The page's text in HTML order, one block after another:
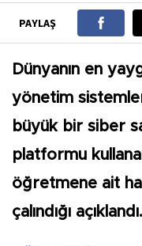
PAYLAŞ
Dünyanın en
yönetim
büyük bir siber
platformu
öğretmene ait
çalındığı açıklandı.